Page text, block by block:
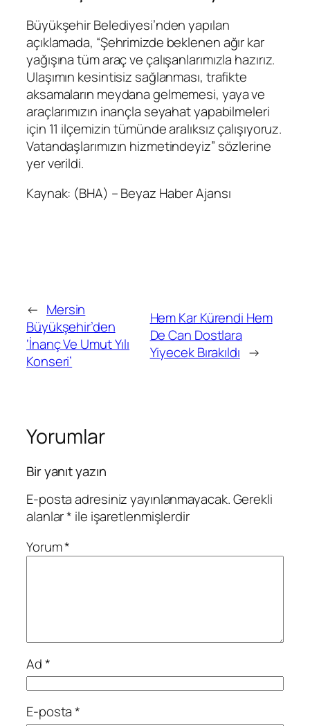
Büyükşehir Belediyesi’nden yapılan
açıklamada, “Şehrimizde beklenen ağır kar
yağışına tüm araç ve çalışanlarımızla hazırız.
Ulaşımın kesintisiz sağlanması, trafikte
aksamaların meydana gelmemesi, yaya ve
araçlarımızın inançla seyahat yapabilmeleri
için 11 ilçemizin tümünde aralıksız çalışıyoruz.
Vatandaşlarımızın hizmetindeyiz” sözlerine
yer verildi.
Kaynak: (BHA) – Beyaz Haber Ajansı
← Mersin
Büyükşehir’den
‘İnanç Ve Umut Yılı
Konseri’
Hem Kar Kürendi Hem
De Can Dostlara
Yiyecek Bırakıldı →
Yorumlar
Bir yanıt yazın
E-posta adresiniz yayınlanmayacak.Gerekli
alanlar* ile işaretlenmişlerdir
Yorum*
Ad*
E-posta*